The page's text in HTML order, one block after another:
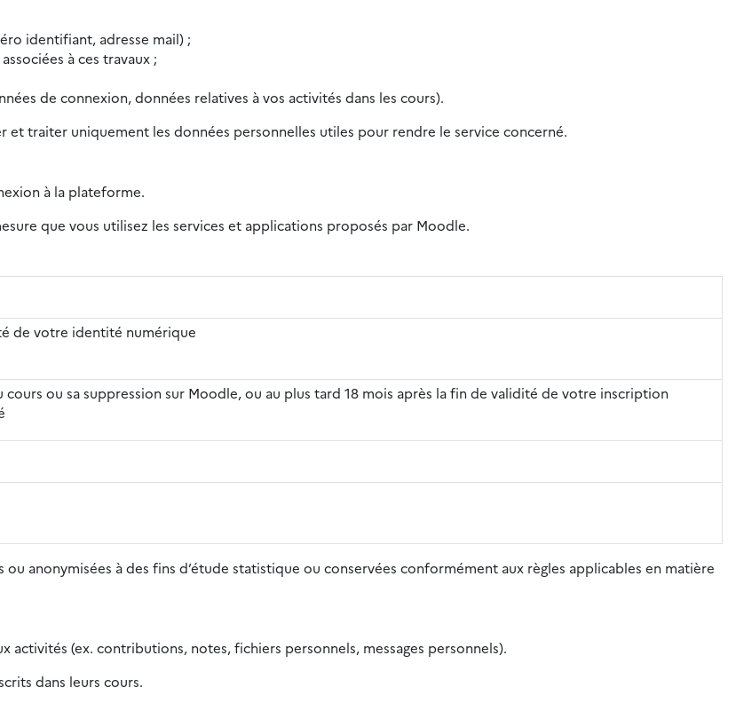
identifiant, adresse mail) ;
à ces travaux ;
de connexion, données relatives à vos activités dans les cours).
traiter uniquement les données personnelles utiles pour rendre le service concerné.
à la plateforme.
que vous utilisez les services et applications proposés par Moodle.
de votre identité numérique
cours ou sa suppression sur Moodle, ou au plus tard 18 mois après la fin de validité de votre inscription
anonymisées à des fins d’étude statistique ou conservées conformément aux règles applicables en matière
activités (ex. contributions, notes, fichiers personnels, messages personnels).
dans leurs cours.